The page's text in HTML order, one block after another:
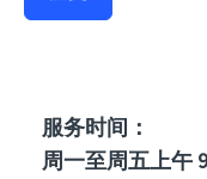
服务时间：
周一至周五上午